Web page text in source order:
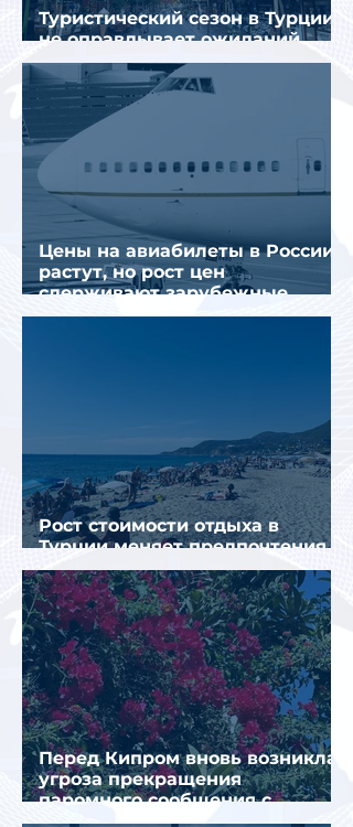
Туристический сезон в Турции
не оправдывает ожиданий
отрасли
Цены на авиабилеты в России
растут, но рост цен
сдерживают зарубежные
конкуренты
Рост стоимости отдыха в
Турции меняет предпочтения
туристов
Перед Кипром вновь возникла
угроза прекращения
паромного сообщения с
Грецией